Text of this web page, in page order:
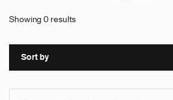
Showing 0 results
Sort by